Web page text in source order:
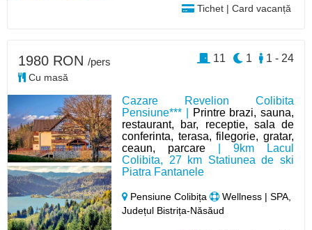
Tichet | Card vacanță
Cazare Revelion Colibita
Pensiune*** |
Printre brazi, sauna,
restaurant, bar, receptie, sala de
conferinta, terasa, filegorie, gratar,
ceaun, parcare | 9km Lacul
Colibita, 27 km Statiunea de ski
Piatra Fantanele
Pensiune Colibița
Wellness | SPA,
Județul Bistrița-Năsăud
1980 RON /pers
Cu masă
1 - 24
1
11